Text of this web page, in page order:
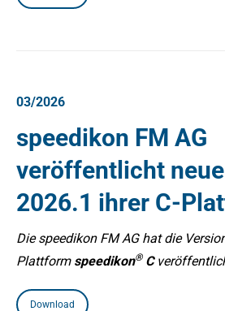
03/2026
speedikon FM AG
veröffentlicht
2026.1 ihrer C-
Die speedikon FM AG hat die
Plattform speedikon®C
Download